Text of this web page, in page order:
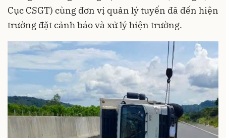
Cục CSGT) cùng đơn vị quản lý tuyến đã đến hiện
trường đặt cảnh báo và xử lý hiện trường.